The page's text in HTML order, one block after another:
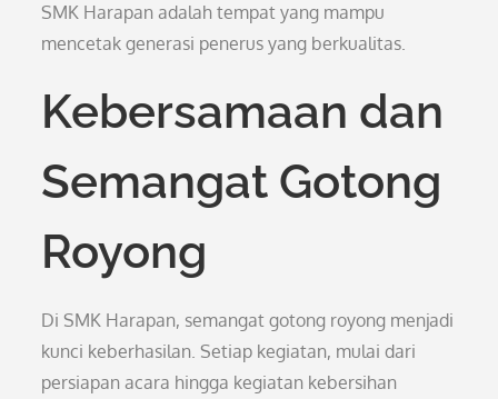
SMK Harapan adalah tempat yang mampu
mencetak generasi penerus yang berkualitas.
Kebersamaan dan
Semangat Gotong
Royong
Di SMK Harapan, semangat gotong royong menjadi
kunci keberhasilan. Setiap kegiatan, mulai dari
persiapan acara hingga kegiatan kebersihan